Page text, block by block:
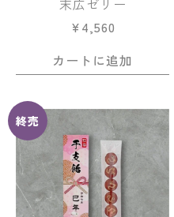
末広ゼリー
¥4,560
カートに追加
終売